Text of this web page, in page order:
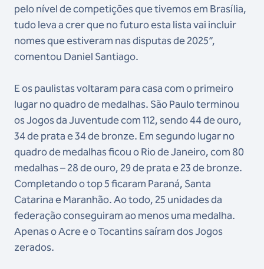
pelo nível de competições que tivemos em Brasília,
tudo leva a crer que no futuro esta lista vai incluir
nomes que estiveram nas disputas de 2025”,
comentou Daniel Santiago.
E os paulistas voltaram para casa com o primeiro
lugar no quadro de medalhas. São Paulo terminou
os Jogos da Juventude com 112, sendo 44 de ouro,
34 de prata e 34 de bronze. Em segundo lugar no
quadro de medalhas ficou o Rio de Janeiro, com 80
medalhas – 28 de ouro, 29 de prata e 23 de bronze.
Completando o top 5 ficaram Paraná, Santa
Catarina e Maranhão. Ao todo, 25 unidades da
federação conseguiram ao menos uma medalha.
Apenas o Acre e o Tocantins saíram dos Jogos
zerados.